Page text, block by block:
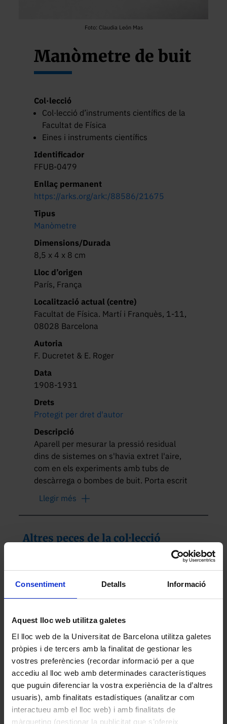
Consentiment Detalls Informació
Aquest lloc web utilitza galetes
El lloc web de la Universitat de Barcelona utilitza galetes
pròpies i de tercers amb la finalitat de gestionar les
vostres preferències (recordar informació per a que
accediu al lloc web amb determinades característiques
que puguin diferenciar la vostra experiència de la d’altres
usuaris), amb finalitats estadístiques (analitzar com
interactueu amb el lloc web) i amb finalitats de
màrqueting (gestionar la publicitat que s’ofereix
Foto: Claudia León Mas
Manòmetre de buit
Col·lecció
Col·lecció d’instruments científics de la
Facultat de Física
Eines i instruments científics
Identificador
FFUB-0479
Enllaç permanent
https://arks.org/ark:/88586/21675
Tipus
Manòmetre
Dimensions/Durada
8,5 x 4 x 8 cm
Lloc d’origen
París, França
Localització actual (centre)
Facultat de Física. Martí i Franquès, 1-11,
08028 Barcelona
Autoria
F. Ducretet & E. Roger
Data
1908-1931
Drets
Protegit per dret d'autor
Descripció
Aparell per mesurar la pressió residual
dins de sistemes on s'havia extret l'aire,
com en els experiments amb tubs de
descàrrega o bombes de buit. Porta escrit
"Indicadeur du vide", que vol dir
"Indicador de buit". El buit total
correspondria a 76 cmHg (la pressió
per la qual cosa l'agulla es mou en sentit
horari a mesura que s'extreu l'aire del
Llegir més
Altres peces de la col·lecció
Dosímetre
Desconegut
1960